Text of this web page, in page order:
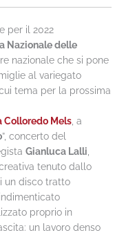
per il 2022
Nazionale delle
nazionale che si pone
al variegato
tema per la prossima
Colloredo Mels , a
”, concerto del
Gianluca Lalli
tenuto dallo
un disco tratto
proprio in
un lavoro denso